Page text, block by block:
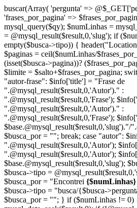
buscar(Array( 'pergunta' =>
'frases_por_pagina' =>
mysql_query($qy); $numLinhas =
= @mysql_result($result,0,'slug'); if
empty($busca->tipo)) {
$paginas = ceil($numLinhas/
(isset($busca->pagina))?
$limite = $salto+$frases_por_pagina;
"autor-frase": $info['title'] = "Frase de
".@mysql_result($result,0,'Autor')." :
".@mysql_result($result,0,'Frase');
".@mysql_result($result,0,'Autor')." :
".@mysql_result($result,0,'Frase');
$base.@mysql_result($result,0,'slug')."/
$busca_por = ""; break; case "autor":
".@mysql_result($result,0,'Autor');
".@mysql_result($result,0,'Autor');
$base.@mysql_result($result,0,'slug');
$busca->tipo =
$busca_por = "Encontrei {$numLinhas}
$busca->tipo = "busca/{$busca-
$busca_por = ""; } if ($numLinhas != 0)